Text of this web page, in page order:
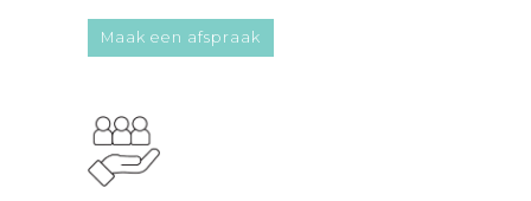
Maak een afspraak